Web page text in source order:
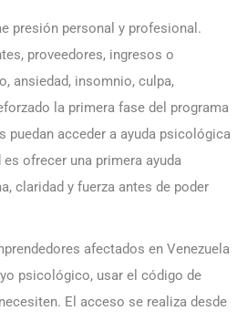
presión personal y profesional.
proveedores, ingresos o
ansiedad, insomnio, culpa,
la primera fase del programa
acceder a ayuda psicológica
ofrecer una primera ayuda
claridad y fuerza antes de poder
afectados en Venezuela
psicológico, usar el código de
El acceso se realiza desde